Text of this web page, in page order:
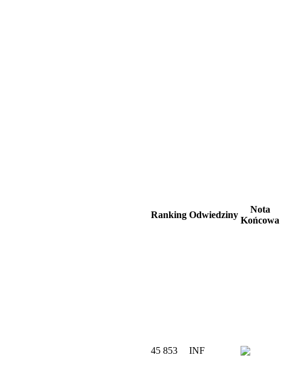
Ranking Odwiedziny
Nota
Końcowa
45 853 INF